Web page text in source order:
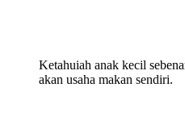
Ketahuiah anak kecil
akan usaha makan sendiri.